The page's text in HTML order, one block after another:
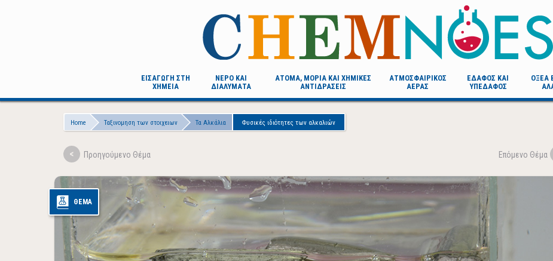
ΕΙΣΑΓΩΓΗ ΣΤΗ
ΧΗΜΕΙΑ
ΝΕΡΟ ΚΑΙ
ΔΙΑΛΥΜΑΤΑ
AΤΟΜΑ, ΜOΡΙΑ ΚΑΙ ΧΗΜΙΚΕΣ
ΑΝΤΙΔΡΑΣΕΙΣ
ΑΤΜΟΣΦΑΙΡΙΚΟΣ
ΑΕΡΑΣ
ΕΔΑΦΟΣ ΚΑΙ
ΥΠΕΔΑΦΟΣ
ΟΞΕΑ
Breadcrumb
Home Ταξινομηση των στοιχειων Τα Αλκάλια Φυσικές ιδιότητες των αλκαλιών
ΘΕΜΑ